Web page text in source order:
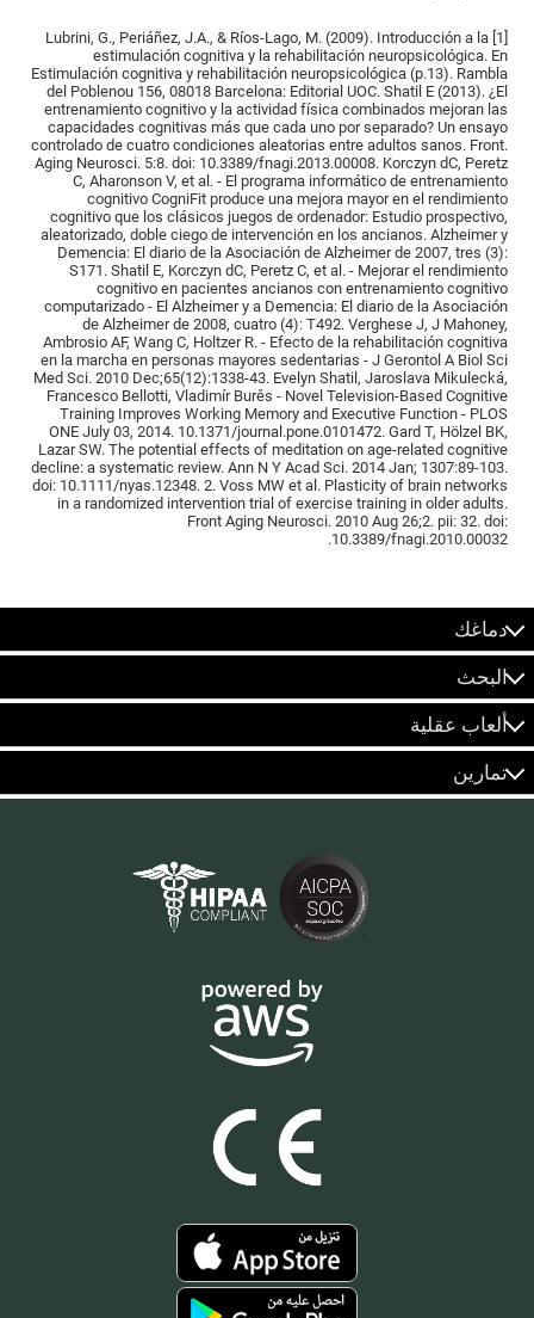
[1] Lubrini, G., Periáñez, J.A., & Ríos-Lago, M. (2009). Introducción a la
estimulación cognitiva y la rehabilitación neuropsicológica. En
Estimulación cognitiva y rehabilitación neuropsicológica (p.13). Rambla
del Poblenou 156, 08018 Barcelona: Editorial UOC. Shatil E (2013). ¿El
entrenamiento cognitivo y la actividad física combinados mejoran las
capacidades cognitivas más que cada uno por separado? Un ensayo
controlado de cuatro condiciones aleatorias entre adultos sanos. Front.
Aging Neurosci. 5:8. doi: 10.3389/fnagi.2013.00008. Korczyn dC, Peretz
C, Aharonson V, et al. - El programa informático de entrenamiento
cognitivo CogniFit produce una mejora mayor en el rendimiento
cognitivo que los clásicos juegos de ordenador: Estudio prospectivo,
aleatorizado, doble ciego de intervención en los ancianos. Alzheimer y
Demencia: El diario de la Asociación de Alzheimer de 2007, tres (3):
S171. Shatil E, Korczyn dC, Peretz C, et al. - Mejorar el rendimiento
cognitivo en pacientes ancianos con entrenamiento cognitivo
computarizado - El Alzheimer y a Demencia: El diario de la Asociación
de Alzheimer de 2008, cuatro (4): T492. Verghese J, J Mahoney,
Ambrosio AF, Wang C, Holtzer R. - Efecto de la rehabilitación cognitiva
en la marcha en personas mayores sedentarias - J Gerontol A Biol Sci
Med Sci. 2010 Dec;65(12):1338-43. Evelyn Shatil, Jaroslava Mikulecká,
Francesco Bellotti, Vladimír Burěs - Novel Television-Based Cognitive
Training Improves Working Memory and Executive Function - PLOS
ONE July 03, 2014. 10.1371/journal.pone.0101472. Gard T, Hölzel BK,
Lazar SW. The potential effects of meditation on age-related cognitive
decline: a systematic review. Ann N Y Acad Sci. 2014 Jan; 1307:89-103.
doi: 10.1111/nyas.12348. 2. Voss MW et al. Plasticity of brain networks
in a randomized intervention trial of exercise training in older adults.
Front Aging Neurosci. 2010 Aug 26;2. pii: 32. doi:
10.3389/fnagi.2010.00032.
دماغك
البحث
ألعاب عقلية
تمارين